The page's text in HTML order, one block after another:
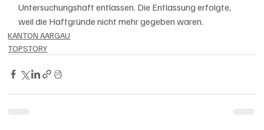
Untersuchungshaft entlassen. Die Entlassung erfolgte,
weil die Haftgründe nicht mehr gegeben waren.
KANTON AARGAU
TOPSTORY